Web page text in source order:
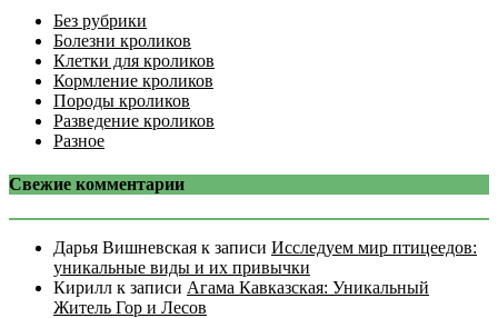
Без рубрики
Болезни кроликов
Клетки для кроликов
Кормление кроликов
Породы кроликов
Разведение кроликов
Разное
Свежие комментарии
Дарья Вишневская к записи Исследуем мир птицеедов:
уникальные виды и их привычки
Кирилл к записи Агама Кавказская: Уникальный
Житель Гор и Лесов